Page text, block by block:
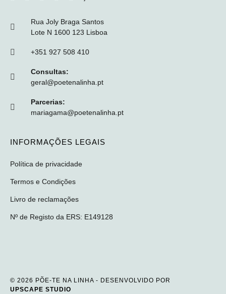
Rua Joly Braga Santos
Lote N 1600 123 Lisboa
+351 927 508 410
Consultas:
geral@poetenalinha.pt
Parcerias:
mariagama@poetenalinha.pt
INFORMAÇÕES LEGAIS
Política de privacidade
Termos e Condições
Livro de reclamações
Nº de Registo da ERS: E149128
© 2026 PÕE-TE NA LINHA - DESENVOLVIDO POR
UPSCAPE STUDIO